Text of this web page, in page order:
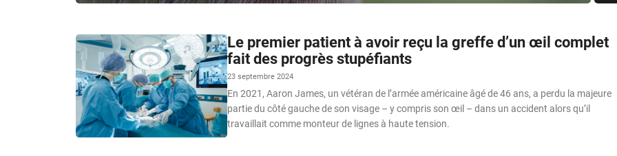
Le premier patient à avoir reçu la greffe d’un œil complet
fait des progrès stupéfiants
23 septembre 2024
En 2021, Aaron James, un vétéran de l’armée américaine âgé de 46 ans, a perdu la majeure
partie du côté gauche de son visage – y compris son œil – dans un accident alors qu’il
travaillait comme monteur de lignes à haute tension.